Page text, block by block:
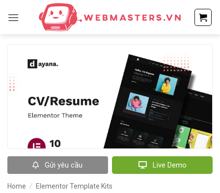
qua
Gửi yêu cầu Live Demo
Home / Elementor Template Kits